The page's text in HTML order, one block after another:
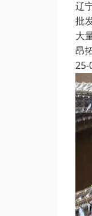
辽
批
大
昂
25-